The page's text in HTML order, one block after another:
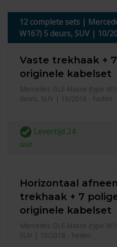
12 complete sets |
W167) 5 deurs, SUV | 10/
Vaste trekhaak +
originele kabelset
Mercedes GLE-klasse (type
deurs, SUV | 10/2018 - heden
Levertijd 24
uur
Horizontaal
trekhaak + 7
originele kabelset
Mercedes GLE-klasse (type
SUV | 10/2018 - heden